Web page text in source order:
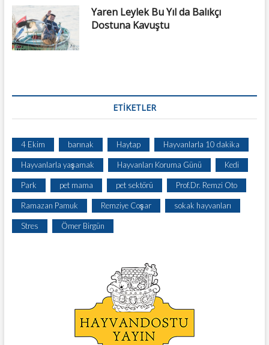
Yaren Leylek Bu Yıl da Balıkçı
Dostuna Kavuştu
ETIKETLER
4 Ekim barınak Haytap Hayvanlarla 10 dakika
Hayvanlarla yaşamak Hayvanları Koruma Günü Kedi
Park pet mama pet sektörü Prof.Dr. Remzi Oto
Ramazan Pamuk Remziye Coşar sokak hayvanları
Stres Ömer Birgün